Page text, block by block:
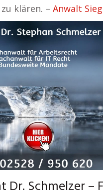
klären. – Anwalt
Dr. Schmelzer –